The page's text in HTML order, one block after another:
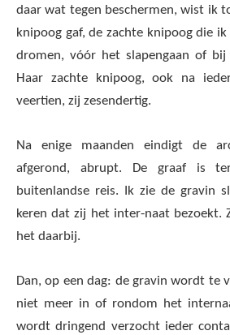
daar wat tegen beschermen, wist ik
knipoog gaf, de zachte knipoog die
dromen, vóór het slapengaan of
Haar zachte knipoog, ook na
veertien, zij zesendertig.
Na enige maanden eindigt de
afgerond, abrupt. De graaf is
buitenlandse reis. Ik zie de gravin
keren dat zij het inter-naat bezoekt.
het daarbij.
Dan, op een dag: de gravin wordt te
niet meer in of rondom het
wordt dringend verzocht ieder